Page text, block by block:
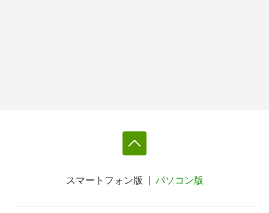
スマートフォン版 パソコン版